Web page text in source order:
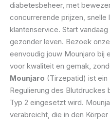
diabetesbeheer, met
concurrerende prijzen, snelle
klantenservice. Start
gezonder leven. Bezoek
eenvoudig jouw Mounjaro bij
voor kwaliteit en gemak,
Mounjaro (Tirzepatid) ist
Regulierung des
Typ 2 eingesetzt wird.
verabreicht, die in den